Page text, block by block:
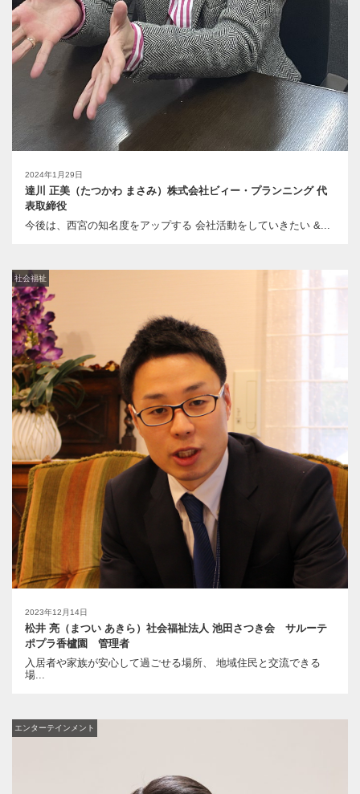
2024年1月29日
達川 正美（たつかわ まさみ）株式会社ビィー・プランニング 代
表取締役
今後は、西宮の知名度をアップする 会社活動をしていきたい &...
2023年12月14日
社会福祉
松井 亮（まつい あきら）社会福祉法人 池田さつき会 サルーテ
ポプラ香櫨園 管理者
入居者や家族が安心して過ごせる場所、 地域住民と交流できる
場...
エンターテインメント